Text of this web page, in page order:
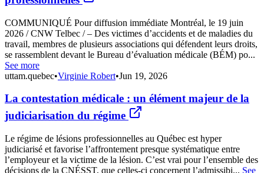
COMMUNIQUÉ Pour diffusion immédiate Montréal, le 19 juin
2026 / CNW Telbec / – Des victimes d’accidents et de maladies du
travail, membres de plusieurs associations qui défendent leurs droits,
se rassemblent devant le Bureau d’évaluation médicale (BÉM) po...
See more
uttam.quebec•Virginie Robert•Jun 19, 2026
La contestation médicale : un élément majeur de la
judiciarisation du régime
Le régime de lésions professionnelles au Québec est hyper
judiciarisé et favorise l’affrontement presque systématique entre
l’employeur et la victime de la lésion. C’est vrai pour l’ensemble des
décisions de la CNÉSST, que celles-ci concernent l’admissibi... See